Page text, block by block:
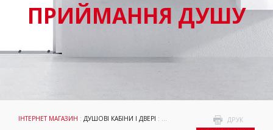
ПРИЙМАННЯ ДУШУ
ДРУК
ІНТЕРНЕТ МАГАЗИН : ДУШОВІ КАБІНИ І ДВЕРІ : ПРИЙМАННЯ ДУШУ : НЕРУХОМА